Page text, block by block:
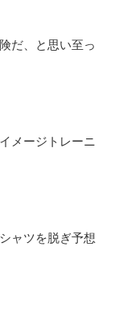
だ、と思い至っ
メージトレーニ
ャツを脱ぎ予想